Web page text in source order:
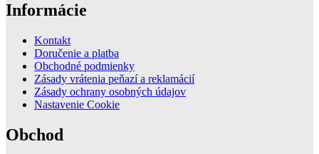
Informácie
Kontakt
Doručenie a platba
Obchodné podmienky
Zásady vrátenia peňazí a reklamácií
Zásady ochrany osobných údajov
Nastavenie Cookie
Obchod